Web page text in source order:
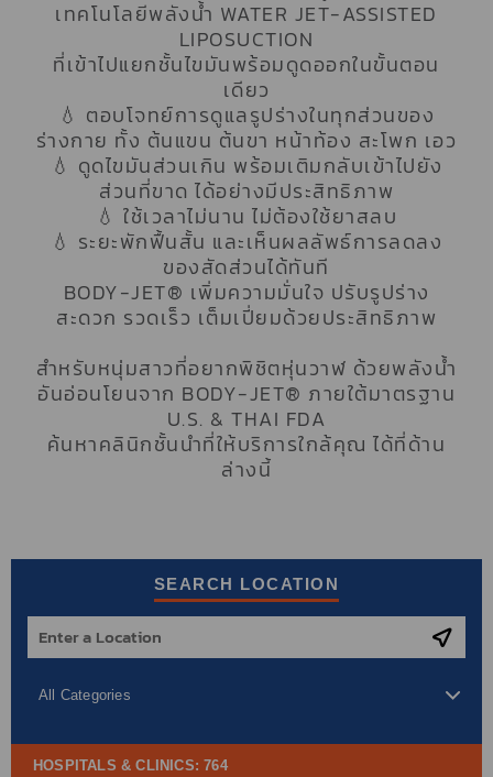
เทคโนโลยีพลังน้ำ WATER JET-ASSISTED
LIPOSUCTION
ที่เข้าไปแยกชั้นไขมันพร้อมดูดออกในขั้นตอน
เดียว
💧 ตอบโจทย์การดูแลรูปร่างในทุกส่วนของ
ร่างกาย ทั้ง ต้นแขน ต้นขา หน้าท้อง สะโพก เอว
💧 ดูดไขมันส่วนเกิน พร้อมเติมกลับเข้าไปยัง
ส่วนที่ขาด ได้อย่างมีประสิทธิภาพ
💧 ใช้เวลาไม่นาน ไม่ต้องใช้ยาสลบ
💧 ระยะพักฟื้นสั้น และเห็นผลลัพธ์การลดลง
ของสัดส่วนได้ทันที
BODY-JET® เพิ่มความมั่นใจ ปรับรูปร่าง
สะดวก รวดเร็ว เต็มเปี่ยมด้วยประสิทธิภาพ
สำหรับหนุ่มสาวที่อยากพิชิตหุ่นวาฬ ด้วยพลังน้ำ
อันอ่อนโยนจาก BODY-JET® ภายใต้มาตรฐาน
U.S. & THAI FDA
ค้นหาคลินิกชั้นนำที่ให้บริการใกล้คุณ ได้ที่ด้าน
ล่างนี้
SEARCH LOCATION
All Categories
HOSPITALS & CLINICS:764